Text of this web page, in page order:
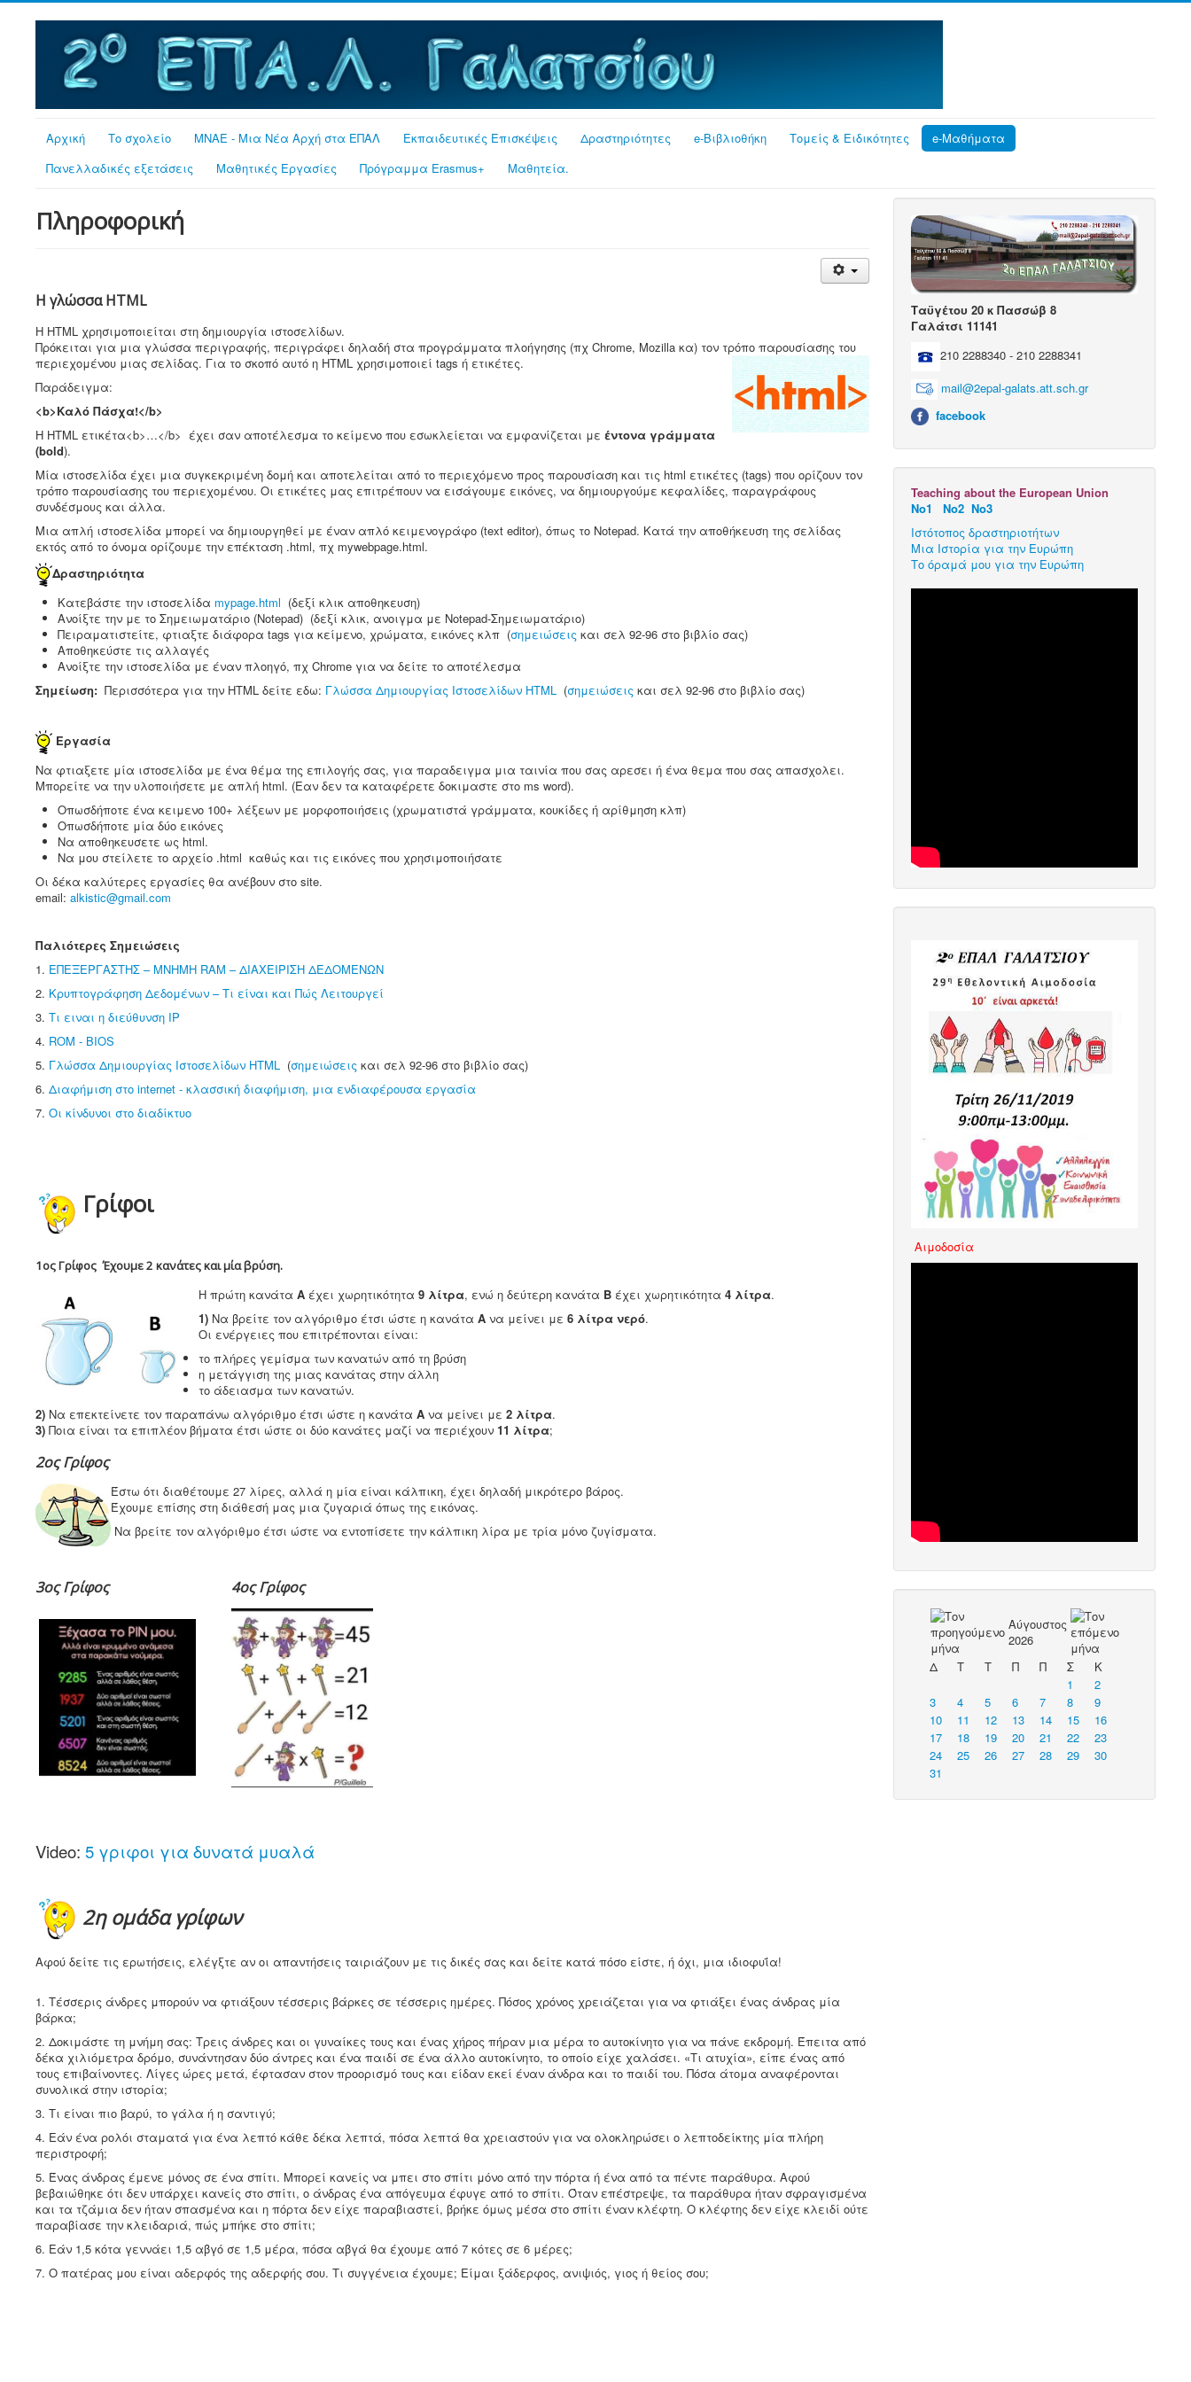
Αρχική Το σχολείο MNAE - Μια Νέα Αρχή στα ΕΠΑΛ Εκπαιδευτικές Επισκέψεις Δραστηριότητες e-Βιβλιοθήκη Τομείς & Ειδικότητες
e-Μαθήματα
Πανελλαδικές εξετάσεις
Μαθητικές Εργασίες Πρόγραμμα Erasmus+ Μαθητεία.
Πληροφορική
Η γλώσσα HTML
Η HTML χρησιμοποιείται στη δημιουργία ιστοσελίδων.
Πρόκειται για μια γλώσσα περιγραφής, περιγράφει δηλαδή στα προγράμματα πλοήγησης (πχ Chrome, Mozilla κα) τον τρόπο παρουσίασης του
περιεχομένου μιας σελίδας. Για το σκοπό αυτό η HTML χρησιμοποιεί tags ή ετικέτες.
Παράδειγμα:
<b>Καλό Πάσχα!</b>
Η HTML ετικέτα<b>…</b> έχει σαν αποτέλεσμα το κείμενο που εσωκλείεται να εμφανίζεται με έντονα γράμματα
(bold).
Μία ιστοσελίδα έχει μια συγκεκριμένη δομή και αποτελείται από το περιεχόμενο προς παρουσίαση και τις html ετικέτες (tags) που ορίζουν τον
τρόπο παρουσίασης του περιεχομένου. Οι ετικέτες μας επιτρέπουν να εισάγουμε εικόνες, να δημιουργούμε κεφαλίδες, παραγράφους
συνδέσμους και άλλα.
Μια απλή ιστοσελίδα μπορεί να δημιουργηθεί με έναν απλό κειμενογράφο (text editor), όπως το Notepad. Κατά την αποθήκευση της σελίδας
εκτός από το όνομα ορίζουμε την επέκταση .html, πχ mywebpage.html.
Δραστηριότητα
Κατεβάστε την ιστοσελίδα mypage.html (δεξί κλικ αποθηκευση)
Ανοίξτε την με το Σημειωματάριο (Notepad) (δεξί κλικ, ανoιγμα με Notepad-Σημειωματάριο)
Πειραματιστείτε, φτιαξτε διάφορα tags για κείμενο, χρώματα, εικόνες κλπ (σημειώσεις και σελ 92-96 στο βιβλίο σας)
Αποθηκεύστε τις αλλαγές
Ανοίξτε την ιστοσελίδα με έναν πλοηγό, πχ Chrome για να δείτε το αποτέλεσμα
Σημείωση: Περισσότερα για την HTML δείτε εδω: Γλώσσα Δημιουργίας Ιστοσελίδων HTML (σημειώσεις και σελ 92-96 στο βιβλίο σας)
Εργασία
Να φτιαξετε μία ιστοσελίδα με ένα θέμα της επιλογής σας, για παραδειγμα μια ταινία που σας αρεσει ή ένα θεμα που σας απασχολει.
Μπορείτε να την υλοποιήσετε με απλή html. (Εαν δεν τα καταφέρετε δοκιμαστε στο ms word).
Οπωσδήποτε ένα κειμενο 100+ λέξεων με μoρφοποιήσεις (χρωματιστά γράμματα, κουκίδες ή αρίθμηση κλπ)
Οπωσδήποτε μία δύο εικόνες
Να αποθηκευσετε ως html.
Nα μου στείλετε το αρχείο .html καθώς και τις εικόνες που χρησιμοποιήσατε
Οι δέκα καλύτερες εργασίες θα ανέβουν στο site.
email: alkistic@gmail.com
Παλιότερες Σημειώσεις
1. ΕΠΕΞΕΡΓΑΣΤΗΣ – MNHMH RAM – ΔΙΑΧΕΙΡΙΣΗ ΔΕΔΟΜΕΝΩΝ
2. Κρυπτογράφηση Δεδομένων – Τι είναι και Πώς Λειτουργεί
3. Τι ειναι η διεύθυνση ΙΡ
4. ROM - BIOS
5. Γλώσσα Δημιουργίας Ιστοσελίδων HTML (σημειώσεις και σελ 92-96 στο βιβλίο σας)
6. Διαφήμιση στο internet - κλασσική διαφήμιση, μια ενδιαφέρουσα εργασία
7. Οι κίνδυνοι στο διαδίκτυο
Γρίφοι
1ος Γρίφος Έχουμε 2 κανάτες και μία βρύση.
Η πρώτη κανάτα Α έχει χωρητικότητα 9 λίτρα, ενώ η δεύτερη κανάτα Β έχει χωρητικότητα 4 λίτρα.
1) Να βρείτε τον αλγόριθμο έτσι ώστε η κανάτα Α να μείνει με 6 λίτρα νερό.
Οι ενέργειες που επιτρέπονται είναι:
το πλήρες γεμίσμα των κανατών από τη βρύση
η μετάγγιση της μιας κανάτας στην άλλη
το άδειασμα των κανατών.
2) Να επεκτείνετε τον παραπάνω αλγόριθμο έτσι ώστε η κανάτα Α να μείνει με 2 λίτρα.
3) Ποια είναι τα επιπλέον βήματα έτσι ώστε οι δύο κανάτες μαζί να περιέχουν 11 λίτρα;
2ος Γρίφος
Έστω ότι διαθέτουμε 27 λίρες, αλλά η μία είναι κάλπικη, έχει δηλαδή μικρότερο βάρος.
Έχουμε επίσης στη διάθεσή μας μια ζυγαριά όπως της εικόνας.
Να βρείτε τον αλγόριθμο έτσι ώστε να εντοπίσετε την κάλπικη λίρα με τρία μόνο ζυγίσματα.
3ος Γρίφος 4ος Γρίφος
Video: 5 γριφοι για δυνατά μυαλά
2η ομάδα γρίφων
Αφού δείτε τις ερωτήσεις, ελέγξτε αν οι απαντήσεις ταιριάζουν με τις δικές σας και δείτε κατά πόσο είστε, ή όχι, μια ιδιοφυΐα!
1. Τέσσερις άνδρες μπορούν να φτιάξουν τέσσερις βάρκες σε τέσσερις ημέρες. Πόσος χρόνος χρειάζεται για να φτιάξει ένας άνδρας μία
βάρκα;
2. Δοκιμάστε τη μνήμη σας: Τρεις άνδρες και οι γυναίκες τους και ένας χήρος πήραν μια μέρα το αυτοκίνητο για να πάνε εκδρομή. Έπειτα από
δέκα χιλιόμετρα δρόμο, συνάντησαν δύο άντρες και ένα παιδί σε ένα άλλο αυτοκίνητο, το οποίο είχε χαλάσει. «Τι ατυχία», είπε ένας από
τους επιβαίνοντες. Λίγες ώρες μετά, έφτασαν στον προορισμό τους και είδαν εκεί έναν άνδρα και το παιδί του. Πόσα άτομα αναφέρονται
συνολικά στην ιστορία;
3. Τι είναι πιο βαρύ, το γάλα ή η σαντιγύ;
4. Εάν ένα ρολόι σταματά για ένα λεπτό κάθε δέκα λεπτά, πόσα λεπτά θα χρειαστούν για να ολοκληρώσει ο λεπτοδείκτης μία πλήρη
περιστροφή;
5. Ένας άνδρας έμενε μόνος σε ένα σπίτι. Μπορεί κανείς να μπει στο σπίτι μόνο από την πόρτα ή ένα από τα πέντε παράθυρα. Αφού
βεβαιώθηκε ότι δεν υπάρχει κανείς στο σπίτι, ο άνδρας ένα απόγευμα έφυγε από το σπίτι. Όταν επέστρεψε, τα παράθυρα ήταν σφραγισμένα
και τα τζάμια δεν ήταν σπασμένα και η πόρτα δεν είχε παραβιαστεί, βρήκε όμως μέσα στο σπίτι έναν κλέφτη. Ο κλέφτης δεν είχε κλειδί ούτε
παραβίασε την κλειδαριά, πώς μπήκε στο σπίτι;
6. Εάν 1,5 κότα γεννάει 1,5 αβγό σε 1,5 μέρα, πόσα αβγά θα έχουμε από 7 κότες σε 6 μέρες;
7. Ο πατέρας μου είναι αδερφός της αδερφής σου. Τι συγγένεια έχουμε; Είμαι ξάδερφος, ανιψιός, γιος ή θείος σου;
Ταϋγέτου 20 κ Πασσώβ 8
Γαλάτσι 11141
210 2288340 - 210 2288341
mail@2epal-galats.att.sch.gr
facebook
Teaching about the European Union
Νο1
Νο2 Νο3
Ιστότοπος δραστηριοτήτων
Μια Ιστορία για την Ευρώπη
Το όραμά μου για την Ευρώπη
Aιμοδοσία
Αύγουστος
2026
Δ
Τ Τ Π Π Σ
Κ
1
2
3
4 5 6 7 8
9
10
11 12 13 14 15
16
17
18 19 20 21 22
23
24
25 26 27 28 29
30
31